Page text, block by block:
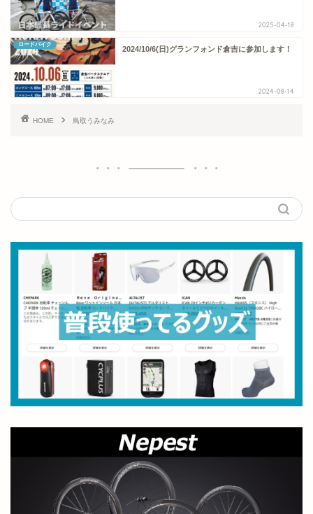
2025-04-18
ロードバイク
2024/10/6(日)グランフォンド倉吉に参加します！
2024-08-14
HOME 鳥取うみなみ